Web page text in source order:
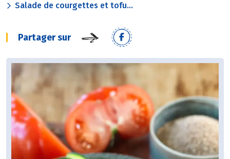
Salade de courgettes et tofu...
Partager sur